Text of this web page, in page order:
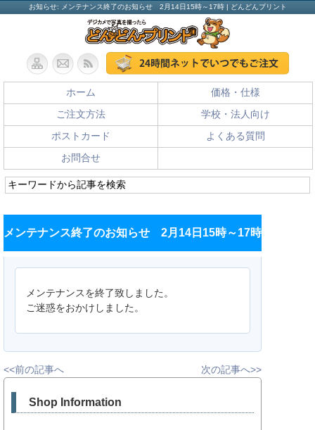
お知らせ: メンテナンス終了のお知らせ 2月14日15時～17時 | どんどんプリント
ホーム 価格・仕様
ご注文方法 学校・法人向け
ポストカード よくある質問
お問合せ
メンテナンス終了のお知らせ 2月14日15時～17時
メンテナンスを終了致しました。
ご迷惑をおかけしました。
<<前の記事へ 次の記事へ>>
Shop Information